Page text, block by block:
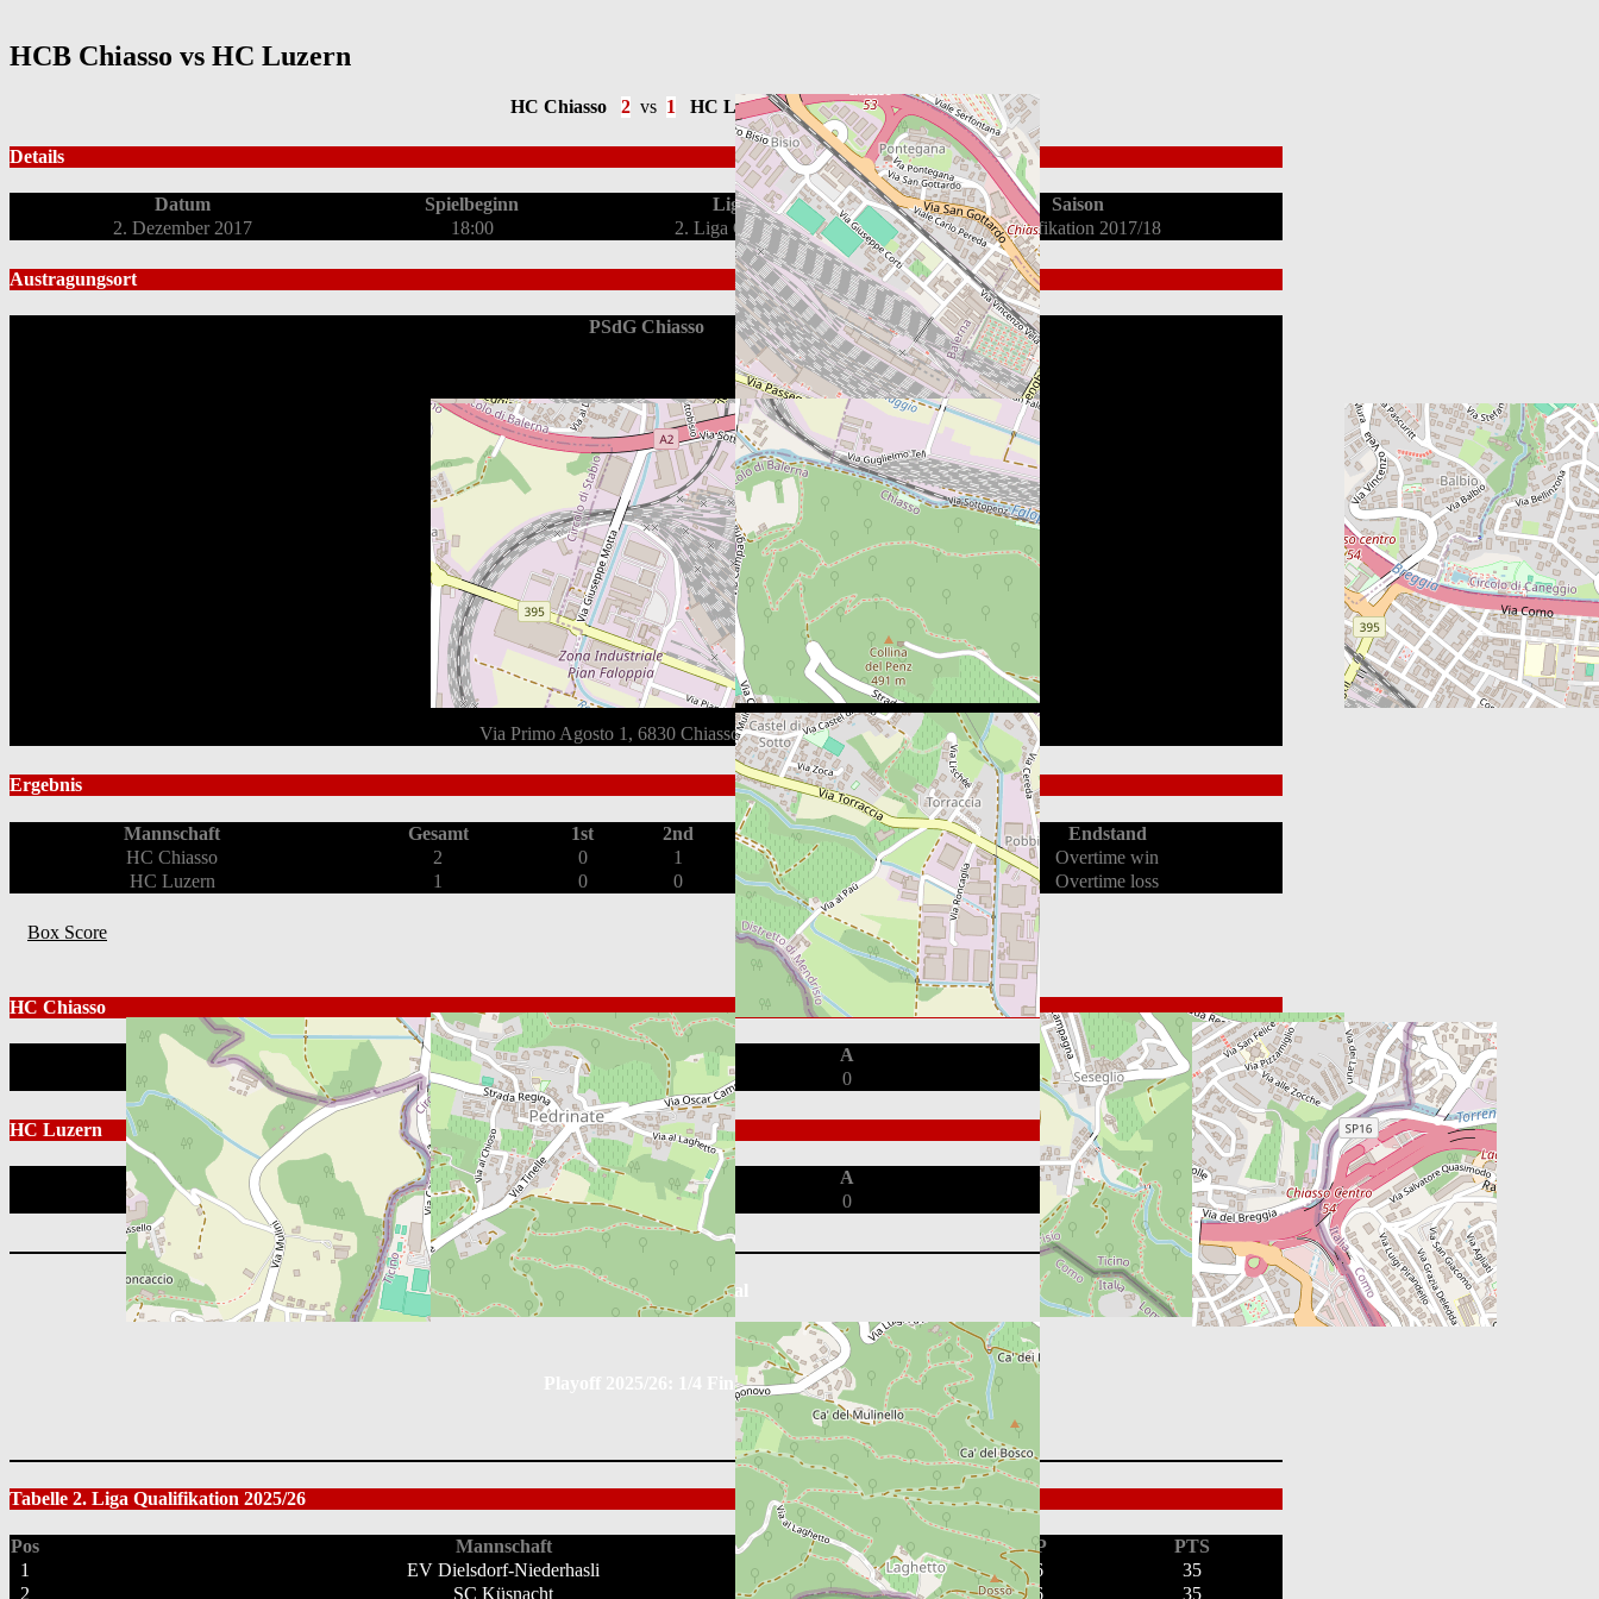
HCB Chiasso vs HC Luzern
HC Chiasso 2 vs 1 HC Luzern
Details
Datum Spielbeginn Liga
Saison
2. Dezember 2017
18:00 2. Liga OST Qualifikation 2017/18
Austragungsort
PSdG Chiasso
Via Primo Agosto 1, 6830 Chiasso, Schweiz
Ergebnis
Mannschaft Gesamt 1st 2nd 3rd OT
Endstand
HC Chiasso
2 0 1 0 1
Overtime win
HC Luzern
1 0 0 1 Overtime loss
Box Score
HC Chiasso
Position G A
PIM
0 0
HC Luzern
Position G A
PIM
0
0 0
Playoff 2025/26: 1/2 Final
Playoff 2025/26: 1/4 Final
Tabelle 2. Liga Qualifikation 2025/26
Pos Mannschaft GP
PTS
1
EV Dielsdorf-Niederhasli 16
35
2
SC Küsnacht 16 35